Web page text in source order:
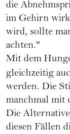
die
im Gehirn
wird, sollte
achten."
Mit dem
gleichzeitig
werden. Die
manchmal mit
Die
diesen Fällen